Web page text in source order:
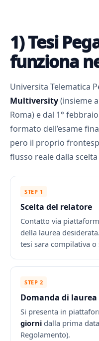
1) Tesi
funziona
Universita Telematica
Multiversity(insieme
Roma) e dal 1°
formato dell’esame
pero il proprio
flusso reale dalla
STEP 1
Scelta del relatore
Contatto via
della laurea
tesi sara compilativa
STEP 2
Domanda di laurea
Si presenta in
giorni dalla prima
Regolamento).